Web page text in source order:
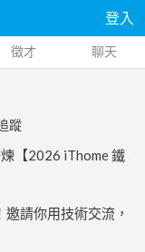
登入
徵才 聊天
蹤
【2026 iThome 鐵
請你用技術交流，